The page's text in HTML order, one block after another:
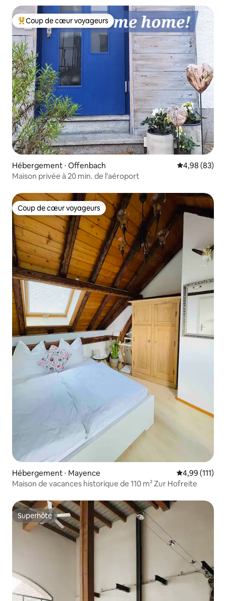
Coups de cœur voyageurs les plus appréciés
Coup de cœur voyageurs
Hébergement ⋅ Offenbach Évaluation
4,98 (83)
Maison privée à 20 min. de l'aéroport
Coup de cœur voyageurs
Coup de cœur voyageurs
Hébergement ⋅ Mayence Évaluation
4,99 (111)
Maison de vacances historique de 110 m² Zur Hofreite
Superhôte
Superhôte